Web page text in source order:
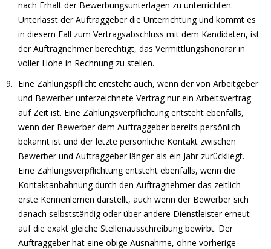
nach Erhalt der Bewerbungsunterlagen zu unterrichten.
Unterlässt der Auftraggeber die Unterrichtung und kommt es
in diesem Fall zum Vertragsabschluss mit dem Kandidaten, ist
der Auftragnehmer berechtigt, das Vermittlungshonorar in
voller Höhe in Rechnung zu stellen.
Eine Zahlungspflicht entsteht auch, wenn der von Arbeitgeber
und Bewerber unterzeichnete Vertrag nur ein Arbeitsvertrag
auf Zeit ist. Eine Zahlungsverpflichtung entsteht ebenfalls,
wenn der Bewerber dem Auftraggeber bereits persönlich
bekannt ist und der letzte persönliche Kontakt zwischen
Bewerber und Auftraggeber länger als ein Jahr zurückliegt.
Eine Zahlungsverpflichtung entsteht ebenfalls, wenn die
Kontaktanbahnung durch den Auftragnehmer das zeitlich
erste Kennenlernen darstellt, auch wenn der Bewerber sich
danach selbstständig oder über andere Dienstleister erneut
auf die exakt gleiche Stellenausschreibung bewirbt. Der
Auftraggeber hat eine obige Ausnahme, ohne vorherige